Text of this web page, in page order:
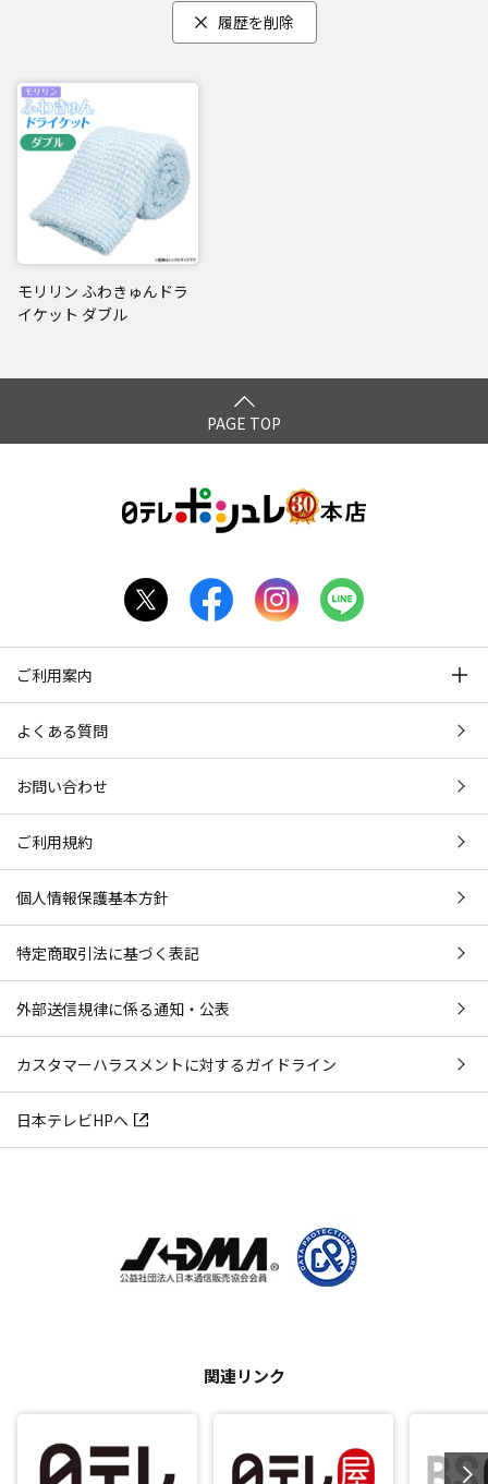
履歴を削除
モリリン ふわきゅんドラ
イケット ダブル
PAGE TOP
ご利用案内
よくある質問
お問い合わせ
ご利用規約
個人情報保護基本方針
特定商取引法に基づく表記
外部送信規律に係る通知・公表
カスタマーハラスメントに対するガイドライン
日本テレビHPへ
関連リンク